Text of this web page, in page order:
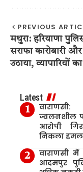
PREVIOUS
मथुरा: हरियाणा
सराफा कारोबारी
उठाया, व्यापारियों
Latest
ज्वलनशील
आरोपी
निकला
वाराणसी
आदमपुर